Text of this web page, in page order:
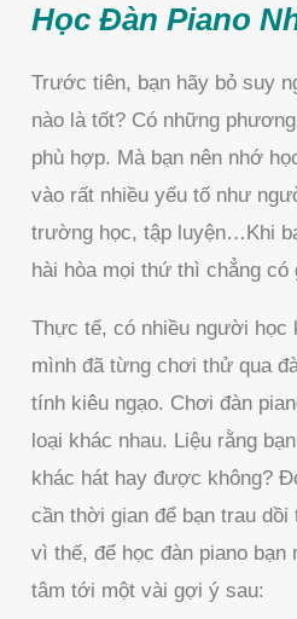
Học Đàn Piano
Trước tiên, bạn hãy bỏ suy
nào là tốt? Có những
phù hợp. Mà bạn nên nhớ
vào rất nhiều yếu tố như
trường học, tập luyện…Khi
hài hòa mọi thứ thì chẳng có
Thực tế, có nhiều người học
mình đã từng chơi thử qua
tính kiêu ngạo. Chơi đàn
loại khác nhau. Liệu rằng
khác hát hay được không?
cần thời gian để bạn trau
vì thế, để học đàn piano bạn
tâm tới một vài gợi ý sau: